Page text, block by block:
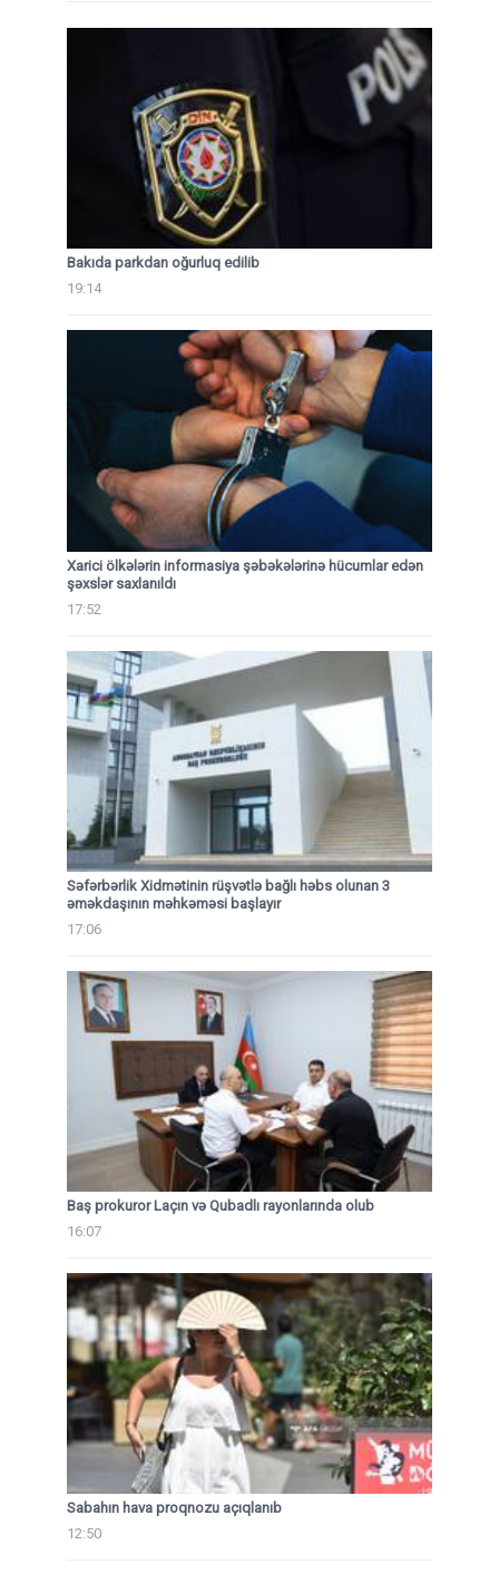
Bakıda parkdan oğurluq edilib
19:14
Xarici ölkələrin informasiya şəbəkələrinə hücumlar edən
şəxslər saxlanıldı
17:52
Səfərbərlik Xidmətinin rüşvətlə bağlı həbs olunan 3
əməkdaşının məhkəməsi başlayır
17:06
Baş prokuror Laçın və Qubadlı rayonlarında olub
16:07
Sabahın hava proqnozu açıqlanıb
12:50